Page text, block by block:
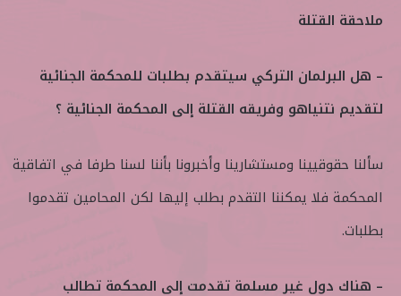
ملاحقة القتلة
– هل البرلمان التركي سيتقدم بطلبات للمحكمة الجنائية
لتقديم نتنياهو وفريقه القتلة إلى المحكمة الجنائية ؟
سألنا حقوقيينا ومستشارينا وأخبرونا بأننا لسنا طرفا في اتفاقية
المحكمة فلا يمكننا التقدم بطلب إليها لكن المحامين تقدموا
بطلبات.
– هناك دول غير مسلمة تقدمت إلى المحكمة تطالب